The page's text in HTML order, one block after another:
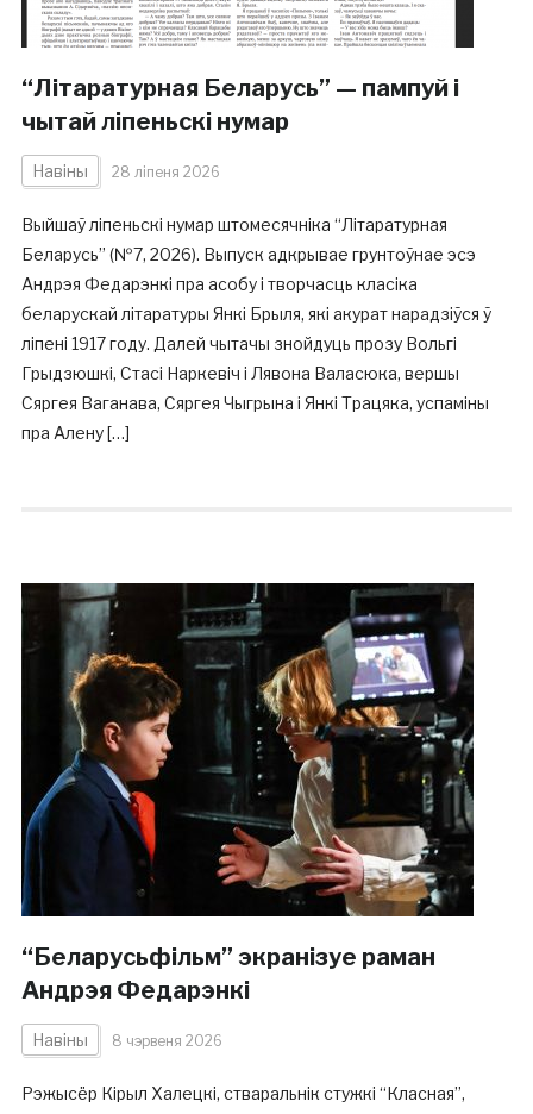
“Літаратурная Беларусь” — пампуй і
чытай ліпеньскі нумар
Навіны 28 ліпеня 2026
Выйшаў ліпеньскі нумар штомесячніка “Літаратурная
Беларусь” (№7, 2026). Выпуск адкрывае грунтоўнае эсэ
Андрэя Федарэнкі пра асобу і творчасць класіка
беларускай літаратуры Янкі Брыля, які акурат нарадзіўся ў
ліпені 1917 году. Далей чытачы знойдуць прозу Вольгі
Грыдзюшкі, Стасі Наркевіч і Лявона Валасюка, вершы
Сяргея Ваганава, Сяргея Чыгрына і Янкі Трацяка, успаміны
пра Алену […]
“Беларусьфільм” экранізуе раман
Андрэя Федарэнкі
Навіны 8 чэрвеня 2026
Рэжысёр Кірыл Халецкі, стваральнік стужкі “Класная”,